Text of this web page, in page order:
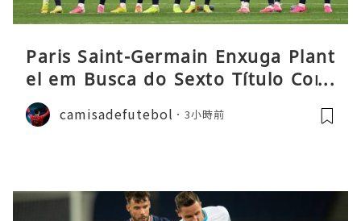
Paris Saint-Germain Enxuga Plant
el em Busca do Sexto Título Cons
ecutivo da Liga
camisadefutebol 3小時前